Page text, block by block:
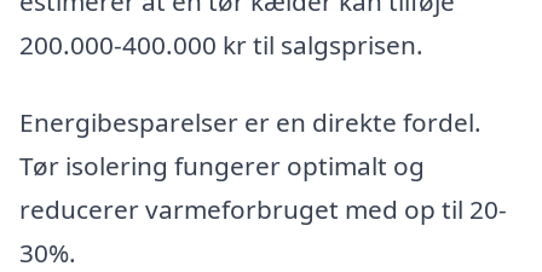
200.000-400.000 kr til salgsprisen.
Energibesparelser er en direkte fordel.
Tør isolering fungerer optimalt og
reducerer varmeforbruget med op til 20-
30%.